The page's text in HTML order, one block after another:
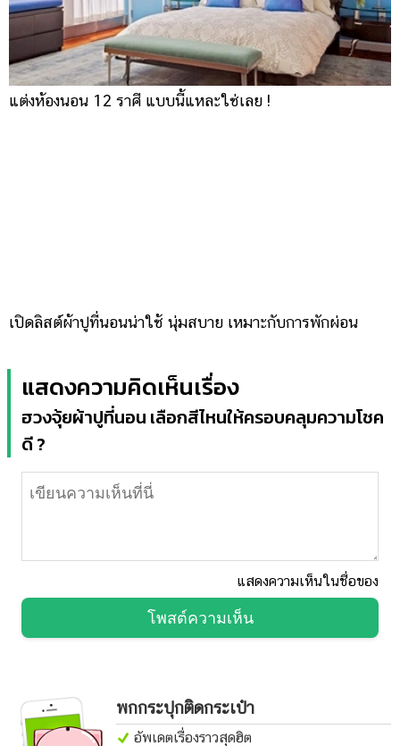
แต่งห้องนอน 12 ราศี แบบนี้แหละใช่เลย !
เปิดลิสต์ผ้าปูที่นอนน่าใช้ นุ่มสบาย เหมาะกับการพักผ่อน
แสดงความคิดเห็นเรื่อง
ฮวงจุ้ยผ้าปูที่นอน เลือกสีไหนให้ครอบคลุมความโชค
ดี ?
แสดงความเห็นในชื่อของ
โพสต์ความเห็น
พกกระปุกติดกระเป๋า
อัพเดตเรื่องราวสุดฮิต